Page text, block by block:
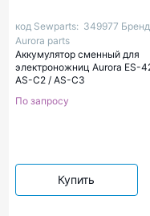
код Sewparts: 349977
Aurora parts
Аккумулятор сменный для
электроножниц Aurora ES-
AS-C2 / AS-C3
По запросу
Купить